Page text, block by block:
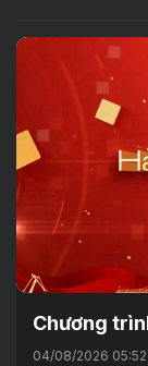
Chương
04/08/2026 05:52